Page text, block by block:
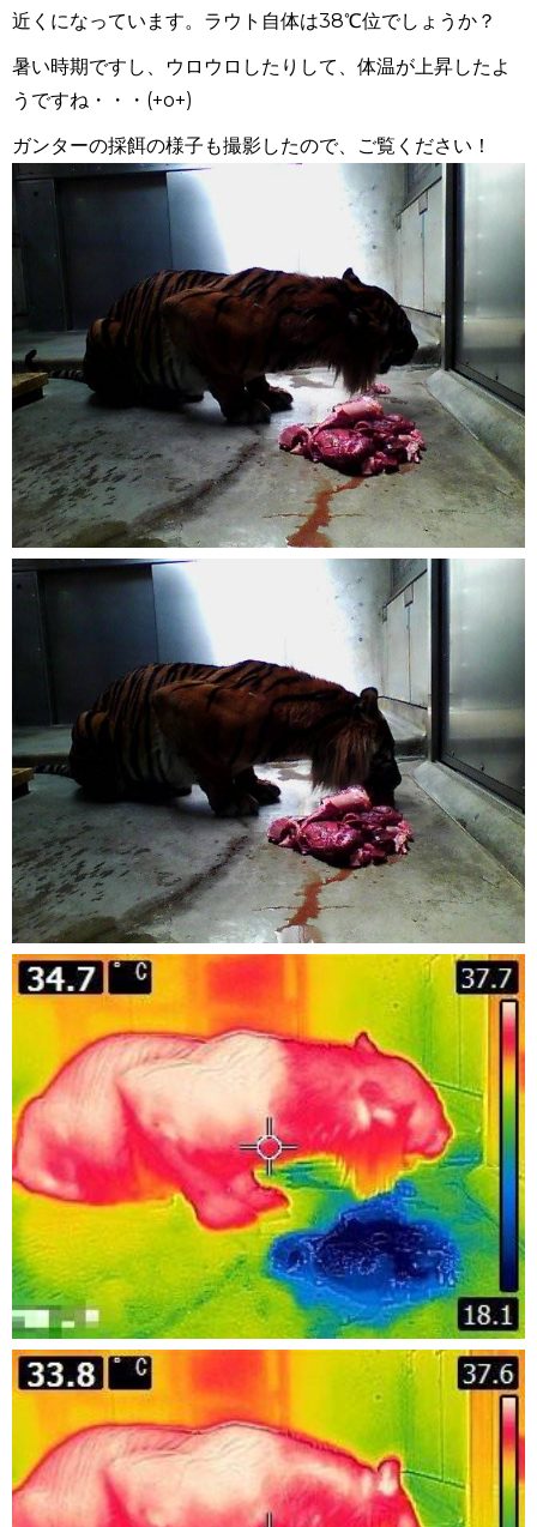
近くになっています。ラウト自体は38℃位でしょうか？
暑い時期ですし、ウロウロしたりして、体温が上昇したよ
うですね・・・(+o+)
ガンターの採餌の様子も撮影したので、ご覧ください！